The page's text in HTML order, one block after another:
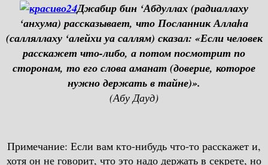
Джабир бин ‘Абдуллах (радиаллаху
‘анхума) рассказывает, что Посланник Аллаhа
(салляллаху ‘алейхи уа саллям) сказал: «Если человек
расскажет что-либо, а потом посмотрит по
сторонам, то его слова аманат (доверие, которое
нужно держать в тайне)».
(Абу Дауд)
Примечание: Если вам кто-нибудь что-то расскажет и,
хотя он не говорит, что это надо держать в секрете, но